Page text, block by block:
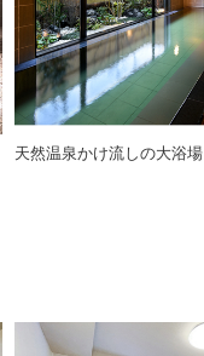
天然温泉かけ流しの大浴場